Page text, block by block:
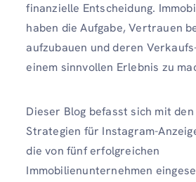
finanzielle Entscheidung.
haben die Aufgabe, Vertrauen
aufzubauen und deren
einem sinnvollen Erlebnis zu
Dieser Blog befasst sich mit
Strategien für Instagram-
die von fünf erfolgreichen
Immobilienunternehmen